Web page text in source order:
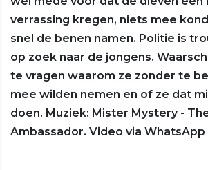
verrassing kregen, niets mee
snel de benen namen. Politie is
op zoek naar de jongens.
te vragen waarom ze zonder te
mee wilden nemen en of ze dat
doen. Muziek: Mister Mystery -
Ambassador. Video via WhatsApp